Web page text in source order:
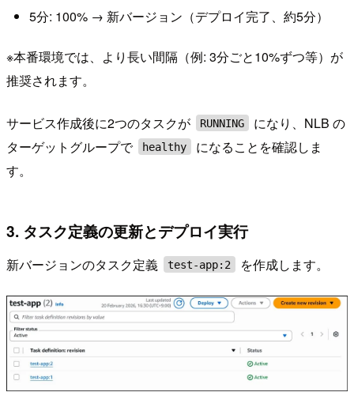
5分: 100% → 新バージョン（デプロイ完了、約5分）
※本番環境では、より長い間隔（例: 3分ごと10%ずつ等）が
推奨されます。
サービス作成後に2つのタスクが RUNNING
になり、NLB の
ターゲットグループで
healthy
になることを確認しま
す。
3. タスク定義の更新とデプロイ実行
新バージョンのタスク定義 test-app:2 を作成します。